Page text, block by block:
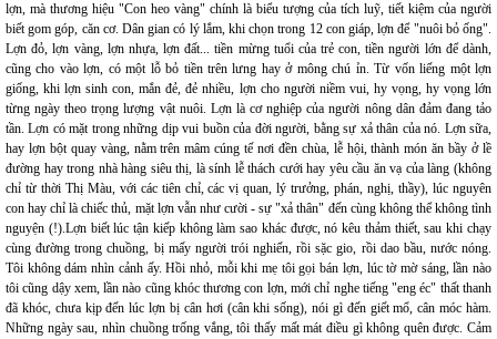
lợn, mà thương hiệu "Con heo vàng" chính là biểu tượng của tích luỹ, tiết kiệm của người
biết gom góp, căn cơ. Dân gian có lý lắm, khi chọn trong 12 con giáp, lợn để "nuôi bỏ ống".
Lợn đỏ, lợn vàng, lợn nhựa, lợn đất... tiền mừng tuổi của trẻ con, tiền người lớn để dành,
cũng cho vào lợn, có một lỗ bỏ tiền trên lưng hay ở mông chú ỉn. Từ vốn liếng một lợn
giống, khi lợn sinh con, mắn đẻ, đẻ nhiều, lợn cho người niềm vui, hy vọng, hy vọng lớn
từng ngày theo trọng lượng vật nuôi. Lợn là cơ nghiệp của người nông dân đảm đang tảo
tần. Lợn có mặt trong những dịp vui buồn của đời người, bằng sự xả thân của nó. Lợn sữa,
hay lợn bột quay vàng, nằm trên mâm cúng tế nơi đền chùa, lễ hội, thành món ăn bầy ở lề
đường hay trong nhà hàng siêu thị, là sính lễ thách cưới hay yêu cầu ăn vạ của làng (không
chỉ từ thời Thị Màu, với các tiên chỉ, các vị quan, lý trưởng, phán, nghị, thầy), lúc nguyên
con hay chỉ là chiếc thủ, mặt lợn vẫn như cười - sự "xả thân" đến cùng không thể không tình
nguyện (!).Lợn biết lúc tận kiếp không làm sao khác được, nó kêu thảm thiết, sau khi chạy
cùng đường trong chuồng, bị mấy người trói nghiến, rồi sặc gio, rồi dao bầu, nước nóng.
Tôi không dám nhìn cảnh ấy. Hồi nhỏ, mỗi khi mẹ tôi gọi bán lợn, lúc tờ mờ sáng, lần nào
tôi cũng dậy xem, lần nào cũng khóc thương con lợn, mới chỉ nghe tiếng "eng éc" thất thanh
đã khóc, chưa kịp đến lúc lợn bị cân hơi (cân khi sống), nói gì đến giết mổ, cân móc hàm.
Những ngày sau, nhìn chuồng trống vắng, tôi thấy mất mát điều gì không quên được. Cảm